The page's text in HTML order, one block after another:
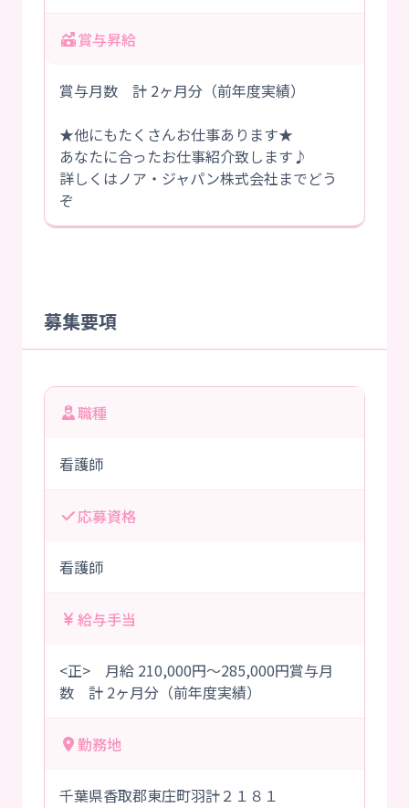
賞与昇給
賞与月数 計 2ヶ月分（前年度実績）
★他にもたくさんお仕事あります★
あなたに合ったお仕事紹介致します♪
詳しくはノア・ジャパン株式会社までどう
ぞ
募集要項
職種
看護師
応募資格
看護師
給与手当
<正> 月給 210,000円～285,000円賞与月
数 計 2ヶ月分（前年度実績）
勤務地
千葉県香取郡東庄町羽計２１８１